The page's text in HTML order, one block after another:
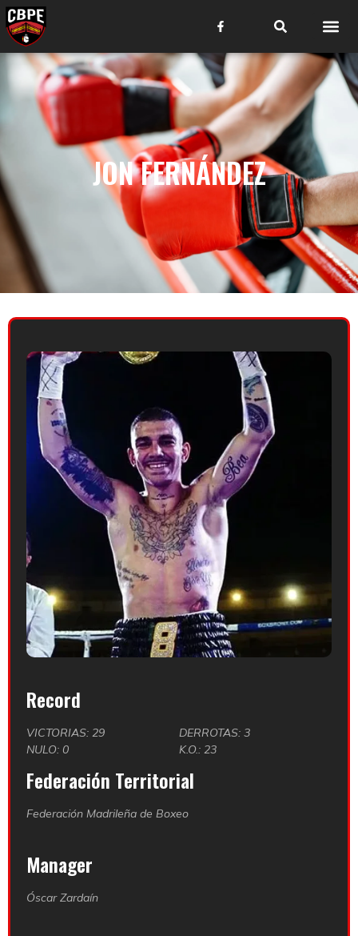
JON FERNÁNDEZ
Record
VICTORIAS: 29
DERROTAS: 3
NULO: 0
K.O.: 23
Federación Territorial
Federación Madrileña de Boxeo
Manager
Óscar Zardaín